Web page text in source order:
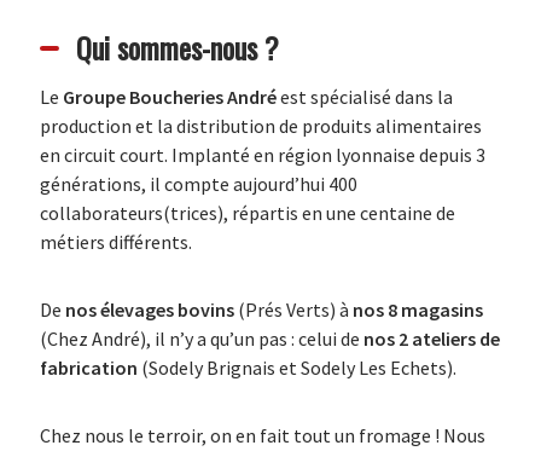
Qui sommes-nous ?
Le Groupe Boucheries Andréest spécialisé dans la
production et la distribution de produits alimentaires
en circuit court. Implanté en région lyonnaise depuis 3
générations, il compte aujourd’hui 400
collaborateurs(trices), répartis en une centaine de
métiers différents.
De nos élevages bovins(Prés Verts) à nos 8 magasins
(Chez André), il n’y a qu’un pas : celui de nos 2 ateliers de
fabrication (Sodely Brignais et Sodely Les Echets).
Chez nous le terroir, on en fait tout un fromage ! Nous